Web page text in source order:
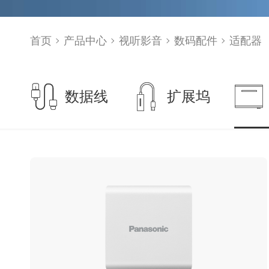
首页 产品中心 视听影音 数码配件 适配器
数据线 扩展坞